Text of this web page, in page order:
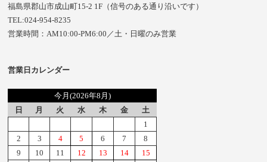
福島県郡山市成山町15-2 1F（信号のある通り沿いです）
TEL:024-954-8235
営業時間：AM10:00-PM6:00／土・日曜のみ営業
営業日カレンダー
今月(2026年8月)
日
月 火 水 木 金
土
1
2
3 4 5 6 7
8
9
10 11 12 13 14
15